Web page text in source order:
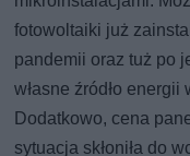
fotowoltaiki już
pandemii oraz tuż po
własne źródło
Dodatkowo, cena
sytuacja skłoniła do